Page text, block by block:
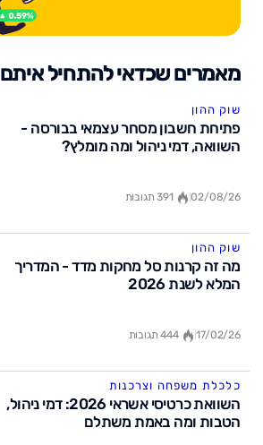
מאמרים שכדאי להתחיל איתם
שוק ההון
פתיחת חשבון מסחר עצמאי בבורסה -
השוואה, דמי ניהול ומה מומלץ?
02/08/26 391 תגובות
שוק ההון
מה זה קרנות סל מחקות מדד - המדריך
המלא לשנת 2026
17/02/26 444 תגובות
כלכלת משפחה וצרכנות
השוואת כרטיסי אשראי 2026: דמי ניהול,
הטבות ומה באמת משתלם